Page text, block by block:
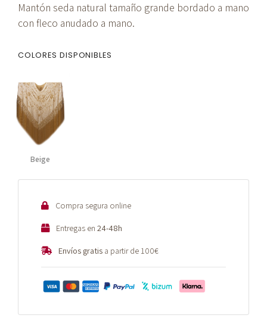
Mantón seda natural tamaño grande bordado a mano
con fleco anudado a mano.
COLORES DISPONIBLES
Beige
Compra segura online
Entregas en24-48h
Envíos gratis a partir de 100€